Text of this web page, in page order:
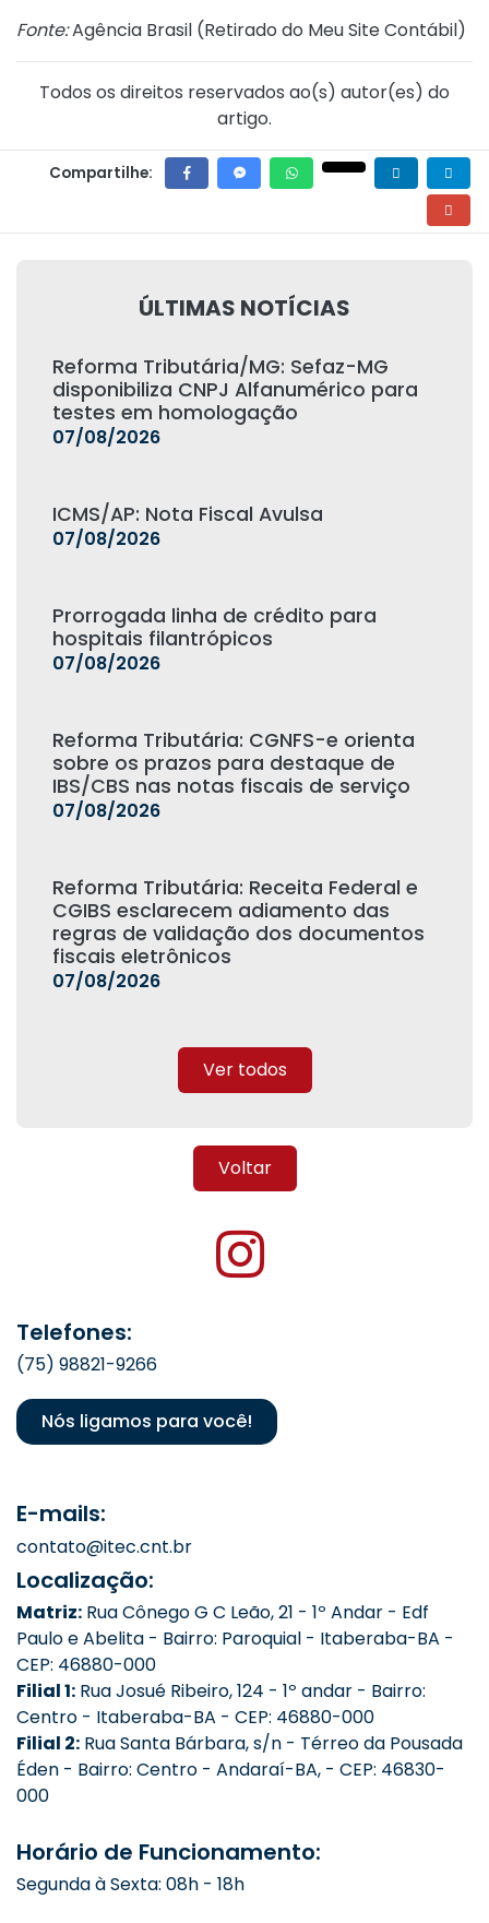
Fonte:Agência Brasil (Retirado do Meu Site Contábil)
Todos os direitos reservados ao(s) autor(es) do
artigo.
Compartilhe:
ÚLTIMAS NOTÍCIAS
Reforma Tributária/MG: Sefaz-MG
disponibiliza CNPJ Alfanumérico para
testes em homologação
07/08/2026
ICMS/AP: Nota Fiscal Avulsa
07/08/2026
Prorrogada linha de crédito para
hospitais filantrópicos
07/08/2026
Reforma Tributária: CGNFS-e orienta
sobre os prazos para destaque de
IBS/CBS nas notas fiscais de serviço
07/08/2026
Reforma Tributária: Receita Federal e
CGIBS esclarecem adiamento das
regras de validação dos documentos
fiscais eletrônicos
07/08/2026
Ver todos
Voltar
Telefones:
(75) 98821-9266
Nós ligamos para você!
E-mails:
contato@itec.cnt.br
Localização:
Matriz: Rua Cônego G C Leão, 21 - 1º Andar - Edf
Paulo e Abelita - Bairro: Paroquial - Itaberaba-BA -
CEP: 46880-000
Filial 1: Rua Josué Ribeiro, 124 - 1º andar - Bairro:
Centro - Itaberaba-BA - CEP: 46880-000
Filial 2: Rua Santa Bárbara, s/n - Térreo da Pousada
Éden - Bairro: Centro - Andaraí-BA, - CEP: 46830-
000
Horário de Funcionamento:
Segunda à Sexta: 08h - 18h